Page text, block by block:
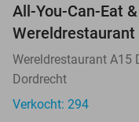
All-You-Can-Eat
Wereldrestaurant
Wereldrestaurant A15
Dordrecht
Verkocht: 294